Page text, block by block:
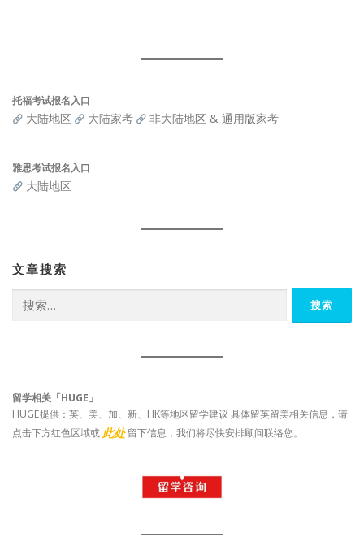
托福考试报名入口
大陆地区 大陆家考 非大陆地区 & 通用版家考
雅思考试报名入口
大陆地区
文章搜索
索：
留学相关「HUGE」
HUGE提供：英、美、加、新、HK等地区留学建议 具体留英留美相关信息，请
点击下方红色区域或 此处 留下信息，我们将尽快安排顾问联络您。